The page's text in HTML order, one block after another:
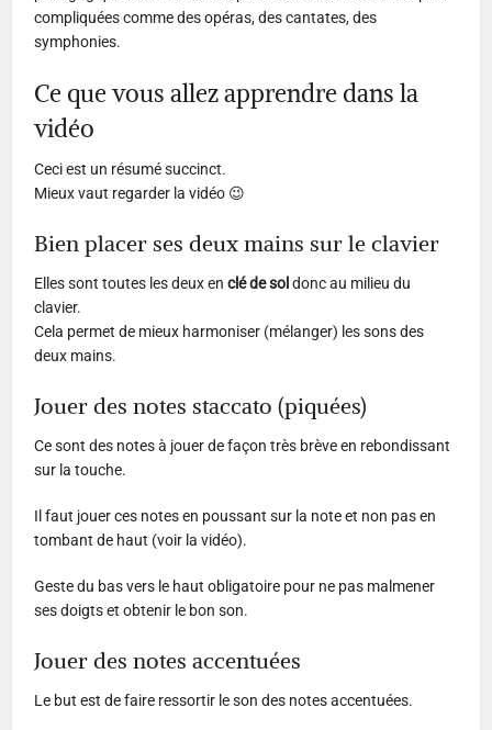
compliquées comme des opéras, des cantates, des
symphonies.
Ce que vous allez apprendre dans la
vidéo
Ceci est un résumé succinct.
Mieux vaut regarder la vidéo 😉
Bien placer ses deux mains sur le clavier
Elles sont toutes les deux enclé de sol donc au milieu du
clavier.
Cela permet de mieux harmoniser (mélanger) les sons des
deux mains.
Jouer des notes staccato (piquées)
Ce sont des notes à jouer de façon très brève en rebondissant
sur la touche.
Il faut jouer ces notes en poussant sur la note et non pas en
tombant de haut (voir la vidéo).
Geste du bas vers le haut obligatoire pour ne pas malmener
ses doigts et obtenir le bon son.
Jouer des notes accentuées
Le but est de faire ressortir le son des notes accentuées.